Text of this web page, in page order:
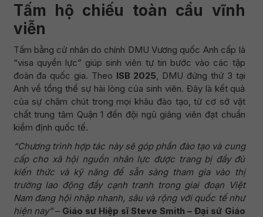
Tấm hộ chiếu toàn cầu vĩnh
viễn
Tấm bằng cử nhân do chính DMU Vương quốc Anh cấp là
“visa quyền lực” giúp sinh viên tự tin bước vào các tập
đoàn đa quốc gia. Theo ISB 2025 , DMU đứng thứ 3 tại
Anh về tổng thể sự hài lòng của sinh viên. Đây là kết quả
của sự chăm chút trong mọi khâu đào tạo, từ cơ sở vật
chất trung tâm Quận 1 đến đội ngũ giảng viên đạt chuẩn
kiểm định quốc tế.
“Chương trình hợp tác này sẽ góp phần đào tạo và cung
cấp cho xã hội nguồn nhân lực được trang bị đầy đủ
kiến thức và kỹ năng để sẵn sàng tham gia vào thị
trường lao động đầy cạnh tranh trong giai đoạn Việt
Nam đang hội nhập nhanh, sâu và rộng với quốc tế như
hiện nay”– Giáo sư Hiệp sĩ Steve Smith – Đại sứ Giáo